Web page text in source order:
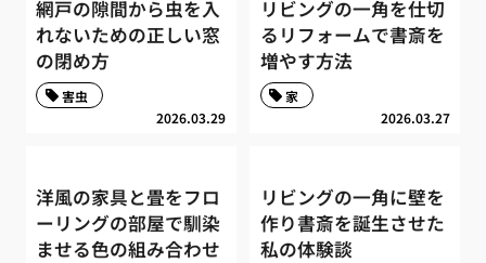
網戸の隙間から虫を入
れないための正しい窓
の閉め方
2026.03.29
害虫
リビングの一角を仕切
るリフォームで書斎を
増やす方法
2026.03.27
家
洋風の家具と畳をフロ
ーリングの部屋で馴染
ませる色の組み合わせ
リビングの一角に壁を
作り書斎を誕生させた
私の体験談